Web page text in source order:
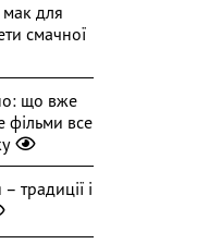
для
смачної
що вже
фільми все
традиції і